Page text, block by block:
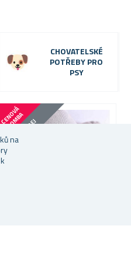
na
CHOVATELSKÉ
POTŘEBY PRO
PSY
C
E
N
O
V
Á
B
O
M
B
A
VÝPRODEJ